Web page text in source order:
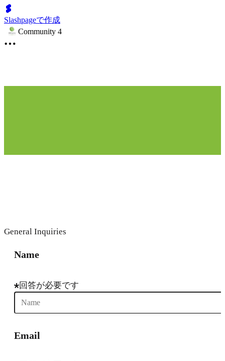
Slashpageで作成
Community 4
General Inquiries
Name
回答が必要です
Email